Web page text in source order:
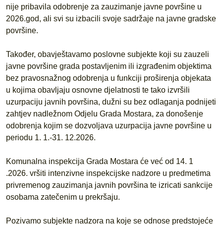
nije pribavila odobrenje za zauzimanje javne površine u
2026.god, ali svi su izbacili svoje sadržaje na javne gradske
površine.
Također, obavještavamo poslovne subjekte koji su zauzeli
javne površine grada postavljenim ili izgrađenim objektima
bez pravosnažnog odobrenja u funkciji proširenja objekata
u kojima obavljaju osnovne djelatnosti te tako izvršili
uzurpaciju javnih površina, dužni su bez odlaganja podnijeti
zahtjev nadležnom Odjelu Grada Mostara, za donošenje
odobrenja kojim se dozvoljava uzurpacija javne površine u
periodu 1. 1.-31. 12.2026.
Komunalna inspekcija Grada Mostara će već od 14. 1
.2026. vršiti intenzivne inspekcijske nadzore u predmetima
privremenog zauzimanja javnih površina te izricati sankcije
osobama zatečenim u prekršaju.
Pozivamo subjekte nadzora na koje se odnose predstojeće